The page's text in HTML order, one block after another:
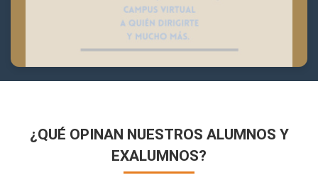
¿QUÉ OPINAN NUESTROS ALUMNOS Y
EXALUMNOS?